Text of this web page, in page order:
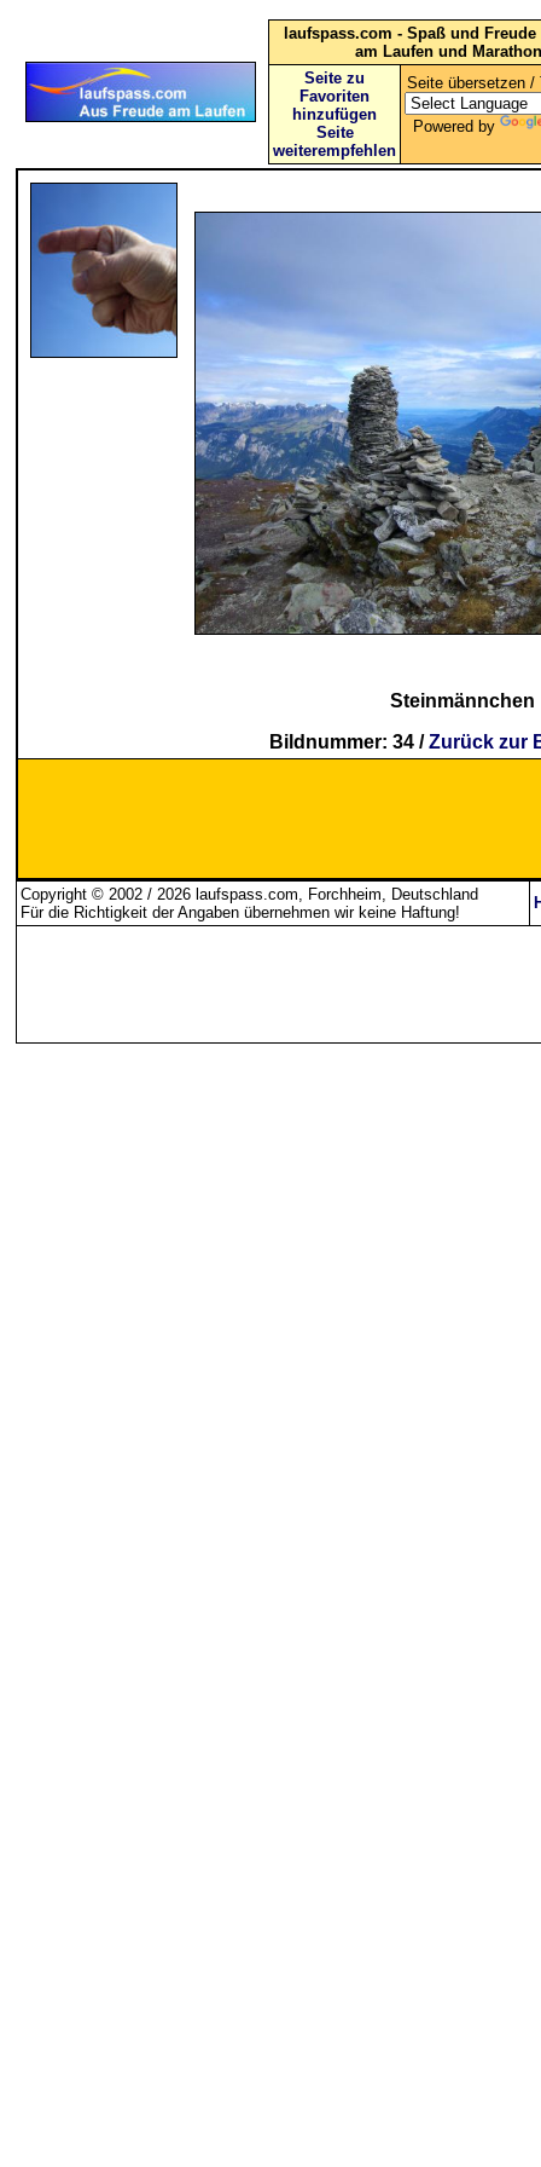
laufspass.com - Spaß und
am Laufen und Marathon
Seite zu
Favoriten
hinzufügen
Seite
weiterempfehlen
Seite übersetzen /
Powered by
Steinmännchen
Bildnummer: 34 /Zurück zur
Copyright © 2002 / 2026 laufspass.com, Forchheim, Deutschland
Für die Richtigkeit der Angaben übernehmen wir keine Haftung!